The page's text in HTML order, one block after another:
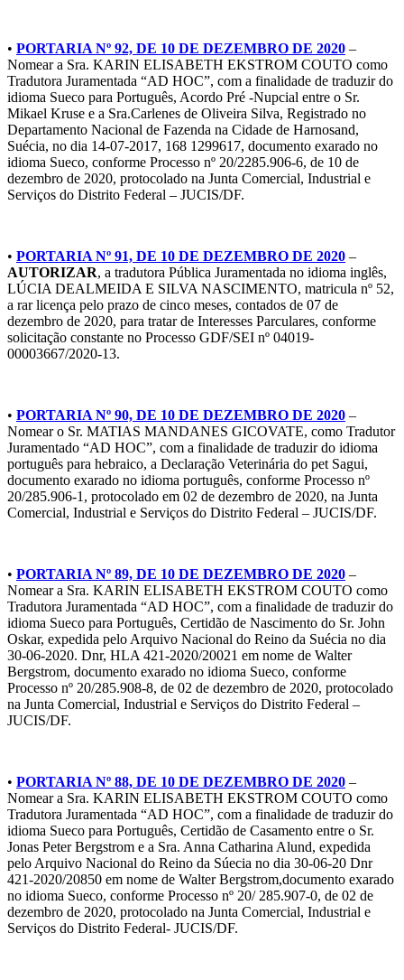
• PORTARIA Nº 92, DE 10 DE DEZEMBRO DE 2020 –
Nomear a Sra. KARIN ELISABETH EKSTROM COUTO como
Tradutora Juramentada “AD HOC”, com a finalidade de traduzir do
idioma Sueco para Português, Acordo Pré -Nupcial entre o Sr.
Mikael Kruse e a Sra.Carlenes de Oliveira Silva, Registrado no
Departamento Nacional de Fazenda na Cidade de Harnosand,
Suécia, no dia 14-07-2017, 168 1299617, documento exarado no
idioma Sueco, conforme Processo nº 20/2285.906-6, de 10 de
dezembro de 2020, protocolado na Junta Comercial, Industrial e
Serviços do Distrito Federal – JUCIS/DF.
• PORTARIA Nº 91, DE 10 DE DEZEMBRO DE 2020 –
AUTORIZAR, a tradutora Pública Juramentada no idioma inglês,
LÚCIA DEALMEIDA E SILVA NASCIMENTO, matricula nº 52,
a rar licença pelo prazo de cinco meses, contados de 07 de
dezembro de 2020, para tratar de Interesses Parculares, conforme
solicitação constante no Processo GDF/SEI nº 04019-
00003667/2020-13.
• PORTARIA Nº 90, DE 10 DE DEZEMBRO DE 2020 –
Nomear o Sr. MATIAS MANDANES GICOVATE, como Tradutor
Juramentado “AD HOC”, com a finalidade de traduzir do idioma
português para hebraico, a Declaração Veterinária do pet Sagui,
documento exarado no idioma português, conforme Processo nº
20/285.906-1, protocolado em 02 de dezembro de 2020, na Junta
Comercial, Industrial e Serviços do Distrito Federal – JUCIS/DF.
• PORTARIA Nº 89, DE 10 DE DEZEMBRO DE 2020 –
Nomear a Sra. KARIN ELISABETH EKSTROM COUTO como
Tradutora Juramentada “AD HOC”, com a finalidade de traduzir do
idioma Sueco para Português, Certidão de Nascimento do Sr. John
Oskar, expedida pelo Arquivo Nacional do Reino da Suécia no dia
30-06-2020. Dnr, HLA 421-2020/20021 em nome de Walter
Bergstrom, documento exarado no idioma Sueco, conforme
Processo nº 20/285.908-8, de 02 de dezembro de 2020, protocolado
na Junta Comercial, Industrial e Serviços do Distrito Federal –
JUCIS/DF.
• PORTARIA Nº 88, DE 10 DE DEZEMBRO DE 2020 –
Nomear a Sra. KARIN ELISABETH EKSTROM COUTO como
Tradutora Juramentada “AD HOC”, com a finalidade de traduzir do
idioma Sueco para Português, Certidão de Casamento entre o Sr.
Jonas Peter Bergstrom e a Sra. Anna Catharina Alund, expedida
pelo Arquivo Nacional do Reino da Súecia no dia 30-06-20 Dnr
421-2020/20850 em nome de Walter Bergstrom,documento exarado
no idioma Sueco, conforme Processo nº 20/ 285.907-0, de 02 de
dezembro de 2020, protocolado na Junta Comercial, Industrial e
Serviços do Distrito Federal- JUCIS/DF.